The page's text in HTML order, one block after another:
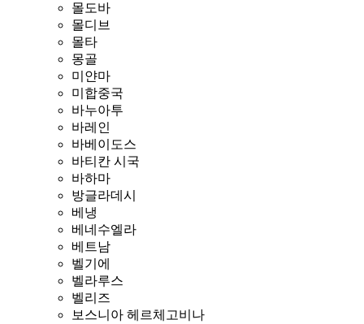
몰도바
몰디브
몰타
몽골
미얀마
미합중국
바누아투
바레인
바베이도스
바티칸 시국
바하마
방글라데시
베냉
베네수엘라
베트남
벨기에
벨라루스
벨리즈
보스니아 헤르체고비나